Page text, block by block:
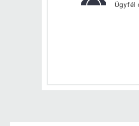
Ügyfél